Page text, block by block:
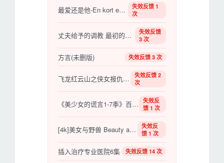
最爱还是他-En kort en lang
失效反馈 1
次
丈夫给予的调教 最初的夫妻交换狂欢会
失效反馈
3 次
方言(未删版) 失效反馈 3 次
飞龙红云山之侠女报仇(苍井空)
失效反馈 2
次
《美少女的谎言1-7季》百度云网盘下载.BD1080P.英
失效反
馈 1 次
[4k]美女与野兽 Beauty and the Beast (2017)
失效反
馈 1 次
插入治疗专业医院6集 失效反馈 14 次